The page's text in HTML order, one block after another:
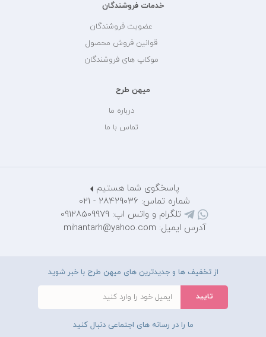
خدمات فروشندگان
عضویت فروشندگان
قوانین فروش محصول
موکاپ های فروشندگان
میهن طرح
درباره ما
تماس با ما
پاسخگوی شما هستیم
شماره تماس: 28429036 - 021
تلگرام و واتس اپ: 09128509979
آدرس ایمیل: mihantarh@yahoo.com
از تخفیف ها و جدیدترین های میهن طرح با خبر شوید
ما را در رسانه های اجتماعی دنبال کنید